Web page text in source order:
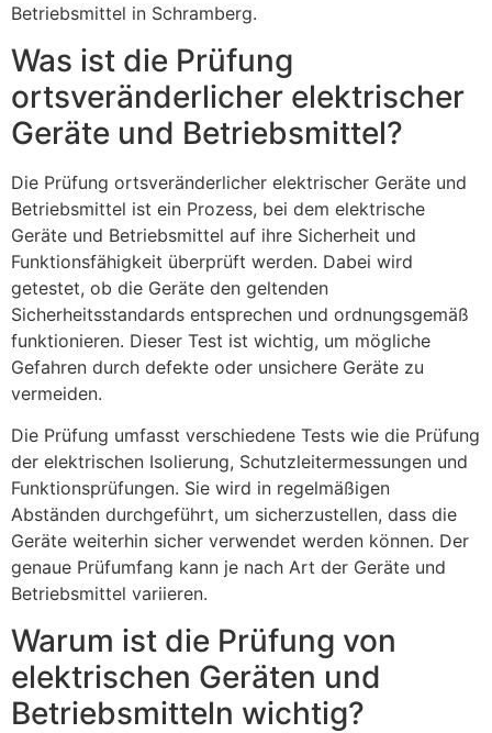
Betriebsmittel in Schramberg.
Was ist die Prüfung
ortsveränderlicher elektrischer
Geräte und Betriebsmittel?
Die Prüfung ortsveränderlicher elektrischer Geräte und
Betriebsmittel ist ein Prozess, bei dem elektrische
Geräte und Betriebsmittel auf ihre Sicherheit und
Funktionsfähigkeit überprüft werden. Dabei wird
getestet, ob die Geräte den geltenden
Sicherheitsstandards entsprechen und ordnungsgemäß
funktionieren. Dieser Test ist wichtig, um mögliche
Gefahren durch defekte oder unsichere Geräte zu
vermeiden.
Die Prüfung umfasst verschiedene Tests wie die Prüfung
der elektrischen Isolierung, Schutzleitermessungen und
Funktionsprüfungen. Sie wird in regelmäßigen
Abständen durchgeführt, um sicherzustellen, dass die
Geräte weiterhin sicher verwendet werden können. Der
genaue Prüfumfang kann je nach Art der Geräte und
Betriebsmittel variieren.
Warum ist die Prüfung von
elektrischen Geräten und
Betriebsmitteln wichtig?